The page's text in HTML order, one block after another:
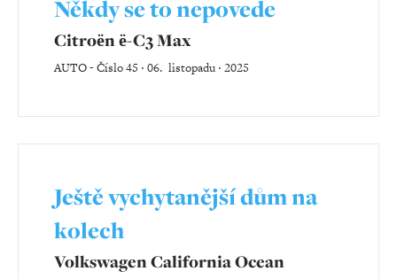
Někdy se to nepovede
Citroën ë-C3 Max
AUTO-Číslo 45 ‧ 06. listopadu ‧ 2025
Ještě vychytanější dům na
kolech
Volkswagen California Ocean